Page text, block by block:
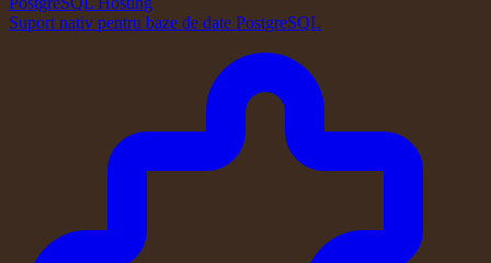
Suport nativ pentru baze de date PostgreSQL